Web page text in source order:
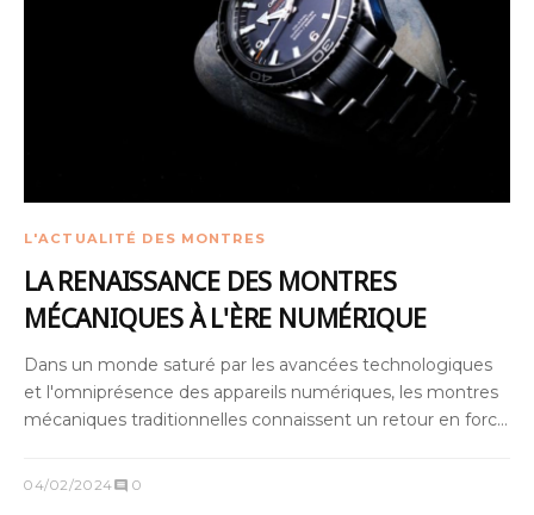
L'ACTUALITÉ DES MONTRES
LA RENAISSANCE DES MONTRES
MÉCANIQUES À L'ÈRE NUMÉRIQUE
Dans un monde saturé par les avancées technologiques
et l'omniprésence des appareils numériques, les montres
mécaniques traditionnelles connaissent un retour en force
04/02/2024comment 0